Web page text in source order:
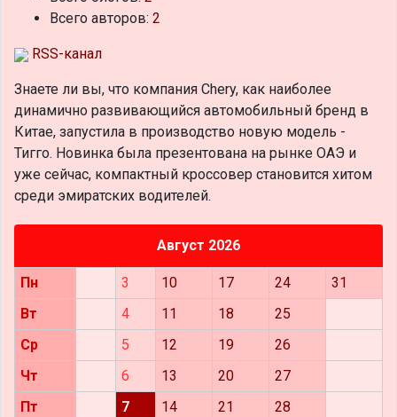
Всего авторов: 2
RSS-канал
Знаете ли вы, что компания Chery, как наиболее
динамично развивающийся автомобильный бренд в
Китае, запустила в производство новую модель -
Тигго. Новинка была презентована на рынке ОАЭ и
уже сейчас, компактный кроссовер становится хитом
среди эмиратских водителей.
Август 2026
Пн 3 10 17 24
31
Вт
4 11 18
25
Ср
5 12 19
26
Чт
6 13 20
27
Пт
7 14 21
28